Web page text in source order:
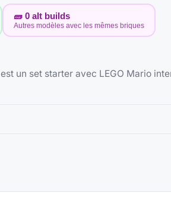
🧱 0 alt builds
Autres modèles avec les mêmes briques
est un set starter avec LEGO Mario